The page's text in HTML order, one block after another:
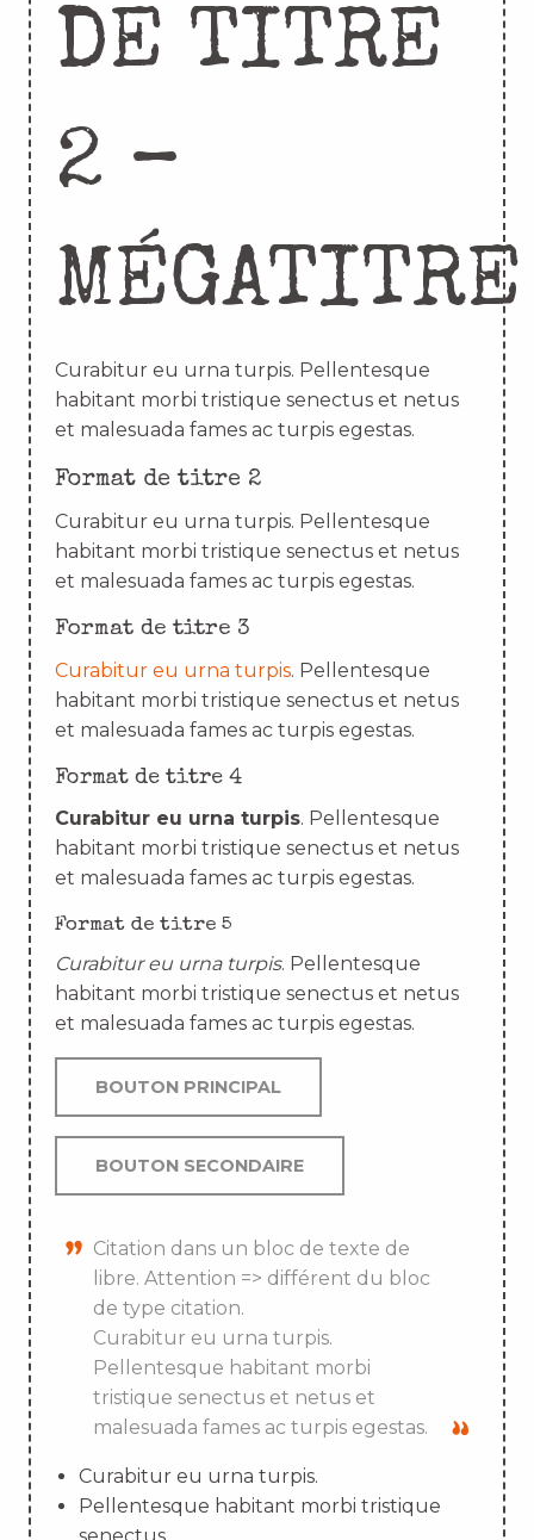
DE TITRE
2 –
MÉGATITRE
Curabitur eu urna turpis. Pellentesque
habitant morbi tristique senectus et netus
et malesuada fames ac turpis egestas.
Format de titre 2
Curabitur eu urna turpis. Pellentesque
habitant morbi tristique senectus et netus
et malesuada fames ac turpis egestas.
Format de titre 3
Curabitur eu urna turpis. Pellentesque
habitant morbi tristique senectus et netus
et malesuada fames ac turpis egestas.
Format de titre 4
Curabitur eu urna turpis. Pellentesque
habitant morbi tristique senectus et netus
et malesuada fames ac turpis egestas.
Format de titre 5
Curabitur eu urna turpis. Pellentesque
habitant morbi tristique senectus et netus
et malesuada fames ac turpis egestas.
BOUTON PRINCIPAL
BOUTON SECONDAIRE
Citation dans un bloc de texte de
libre. Attention => différent du bloc
de type citation.
Curabitur eu urna turpis.
Pellentesque habitant morbi
tristique senectus et netus et
malesuada fames ac turpis egestas.
Curabitur eu urna turpis.
Pellentesque habitant morbi tristique